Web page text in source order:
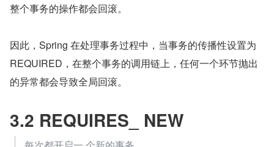
整个事务的操作都会回滚。
因此，Spring 在处理事务过程中，当事务的传播性设置为
REQUIRED，在整个事务的调用链上，任何一个环节抛出
的异常都会导致全局回滚。
3.2 REQUIRES_ NEW